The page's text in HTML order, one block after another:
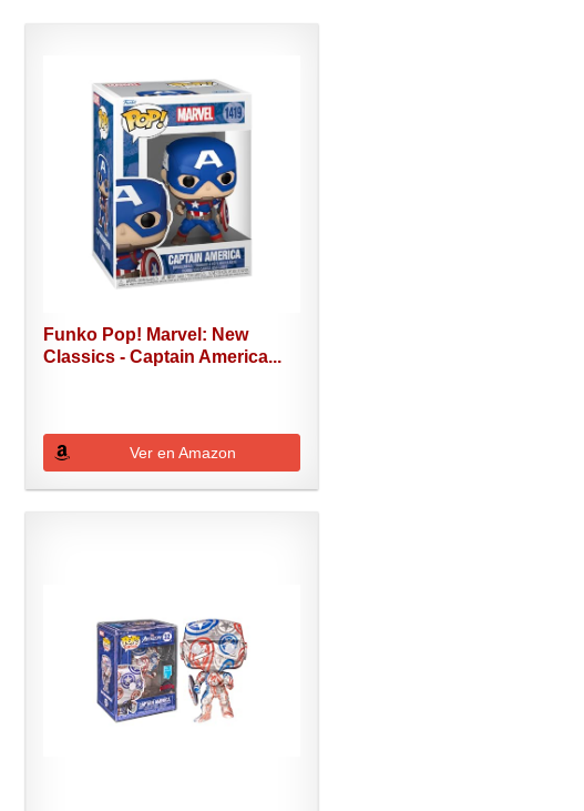
Funko Pop! Marvel: New
Classics - Captain America...
Ver en Amazon